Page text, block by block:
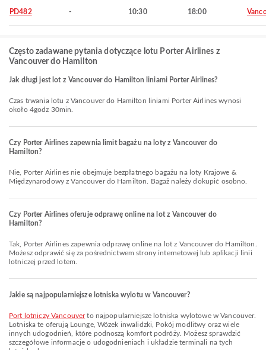
PD482 - 10:30 18:00
Często zadawane pytania dotyczące lotu Porter Airlines z
Vancouver do Hamilton
Jak długi jest lot z Vancouver do Hamilton liniami Porter Airlines?
Czas trwania lotu z Vancouver do Hamilton liniami Porter Airlines wynosi
około 4godz 30min.
Czy Porter Airlines zapewnia limit bagażu na loty z Vancouver do
Hamilton?
Nie, Porter Airlines nie obejmuje bezpłatnego bagażu na loty Krajowe &
Międzynarodowy z Vancouver do Hamilton. Bagaż należy dokupić osobno.
Czy Porter Airlines oferuje odprawę online na lot z Vancouver do
Hamilton?
Tak, Porter Airlines zapewnia odprawę online na lot z Vancouver do Hamilton.
Możesz odprawić się za pośrednictwem strony internetowej lub aplikacji linii
lotniczej przed lotem.
Jakie są najpopularniejsze lotniska wylotu w Vancouver?
Port lotniczy Vancouverto najpopularniejsze lotniska wylotowe w Vancouver.
Lotniska te oferują Lounge, Wózek inwalidzki, Pokój modlitwy oraz wiele
innych udogodnień, które podnoszą komfort podróży. Możesz sprawdzić
szczegółowe informacje o udogodnieniach i układzie terminali na tych